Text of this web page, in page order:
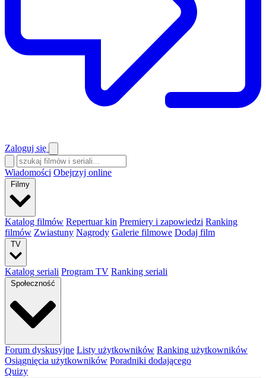
Zaloguj się
Wiadomości Obejrzyj online
Filmy
Katalog filmów Repertuar kin Premiery i zapowiedzi Ranking
filmów Zwiastuny Nagrody Galerie filmowe Dodaj film
TV
Katalog seriali Program TV Ranking seriali
Społeczność
Forum dyskusyjne Listy użytkowników Ranking użytkowników
Osiągnięcia użytkowników Poradniki dodającego
Quizy